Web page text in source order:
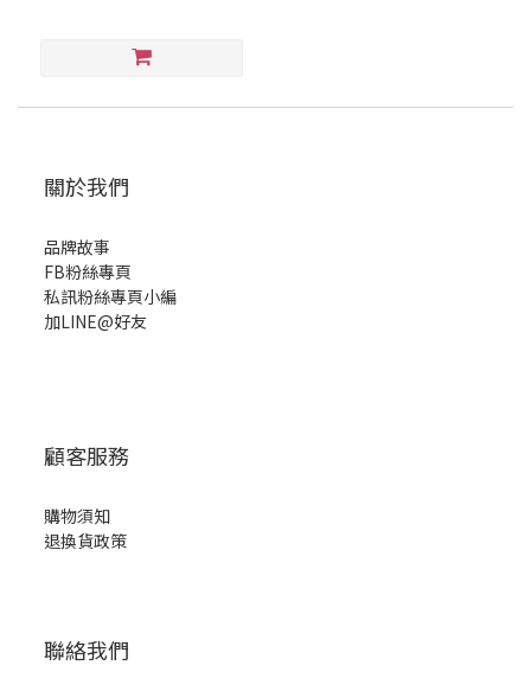
關於我們
品牌故事
FB粉絲專頁
私訊粉絲專頁小編
加LINE@好友
顧客服務
購物須知
退換貨政策
聯絡我們